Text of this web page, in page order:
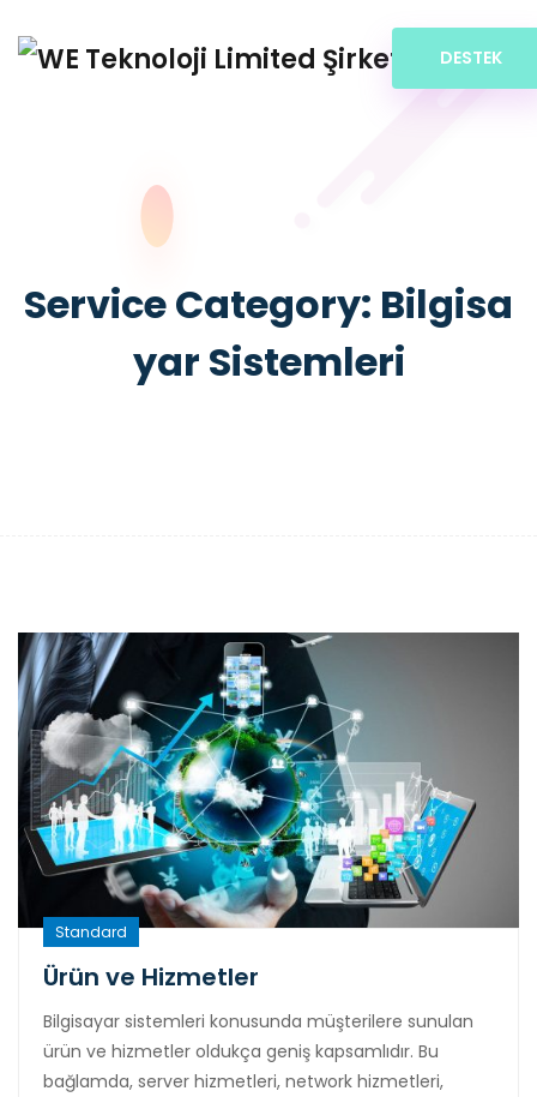
DESTEK
Service Category: Bilgisa
yar Sistemleri
Standard
Ürün ve Hizmetler
Bilgisayar sistemleri konusunda müşterilere sunulan
ürün ve hizmetler oldukça geniş kapsamlıdır. Bu
bağlamda, server hizmetleri, network hizmetleri,